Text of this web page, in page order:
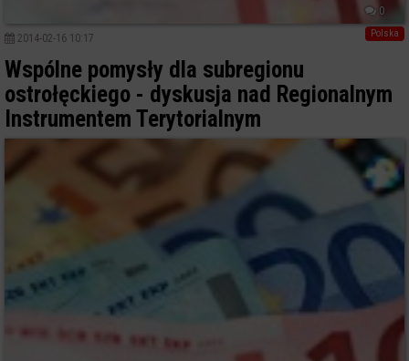
0
Polska
2014-02-16 10:17
Wspólne pomysły dla subregionu
ostrołęckiego - dyskusja nad Regionalnym
Instrumentem Terytorialnym